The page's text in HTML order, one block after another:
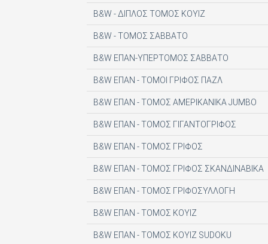
DIGITAL MEDIA EPTA LTD ΥΠΟΚΑΤΑΣΤΗΜΑ
DOCUMENTO MEDIA ΜΟΝΟΠΡΟΣΩΠΗ ΙΚΕ
EK ARCHITECTURAL PUBLICATIONS LTD
EMSE EDAPP
ETHOS MEDIA Α.Ε
EXPANSION CONSULTING SOLUTIONS ΕΠΕ
FINANCIAL MARTKETS VOICE AEE
FORWARD MEDIA ΙΚΕ
FULL MEDIA Ε Ε
FUTURE ASSET ΜΟΝ. ΙΚΕ
GREEN BOX ΕΚΔΟΤΙΚΗ Α.Ε
B&W - ΔΙΠΛΟΣ ΤΟΜΟΣ ΚΟΥΙΖ
B&W - ΤΟΜΟΣ ΣΑΒΒΑΤΟ
B&W ΕΠΑΝ-ΥΠΕΡΤΟΜΟΣ ΣΑΒΒΑΤΟ
B&W ΕΠΑΝ - ΤΟΜΟΙ ΓΡΙΦΟΣ ΠΑΖΛ
B&W ΕΠΑΝ - ΤΟΜΟΣ ΑΜΕΡΙΚΑΝΙΚΑ JUMBO
B&W ΕΠΑΝ - ΤΟΜΟΣ ΓΙΓΑΝΤΟΓΡΙΦΟΣ
B&W ΕΠΑΝ - ΤΟΜΟΣ ΓΡΙΦΟΣ
B&W ΕΠΑΝ - ΤΟΜΟΣ ΓΡΙΦΟΣ ΣΚΑΝΔΙΝΑΒΙΚΑ
B&W ΕΠΑΝ - ΤΟΜΟΣ ΓΡΙΦΟΣΥΛΛΟΓΗ
B&W ΕΠΑΝ - ΤΟΜΟΣ ΚΟΥΙΖ
B&W ΕΠΑΝ - ΤΟΜΟΣ ΚΟΥΙΖ SUDOKU